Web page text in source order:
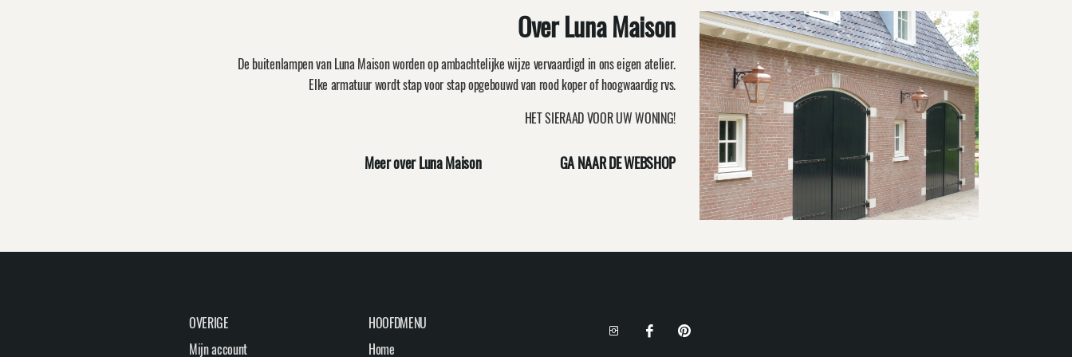
Over Luna Maison
De buitenlampen van Luna Maison worden op ambachtelijke wijze vervaardigd in ons eigen atelier.
Elke armatuur wordt stap voor stap opgebouwd van rood koper of hoogwaardig rvs.
HET SIERAAD VOOR UW WONING!
Meer over Luna Maison GA NAAR DE WEBSHOP
OVERIGE
Mijn account
HOOFDMENU
Home